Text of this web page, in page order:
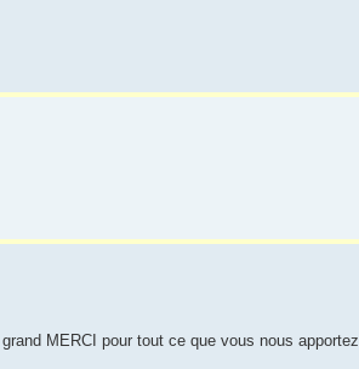
MERCI pour tout ce que vous nous apportez